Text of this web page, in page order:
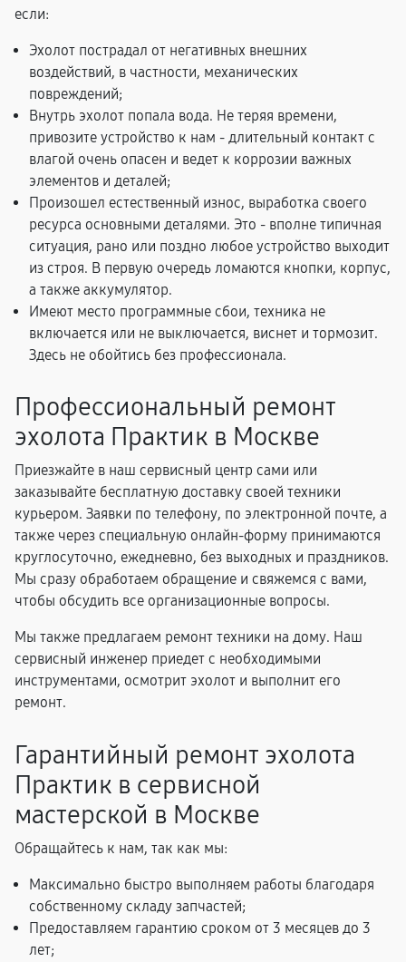
если:
Эхолот пострадал от негативных внешних
воздействий, в частности, механических
повреждений;
Внутрь эхолот попала вода. Не теряя времени,
привозите устройство к нам - длительный контакт с
влагой очень опасен и ведет к коррозии важных
элементов и деталей;
Произошел естественный износ, выработка своего
ресурса основными деталями. Это - вполне типичная
ситуация, рано или поздно любое устройство выходит
из строя. В первую очередь ломаются кнопки, корпус,
а также аккумулятор.
Имеют место программные сбои, техника не
включается или не выключается, виснет и тормозит.
Здесь не обойтись без профессионала.
Профессиональный ремонт
эхолота Практик в Москве
Приезжайте в наш сервисный центр сами или
заказывайте бесплатную доставку своей техники
курьером. Заявки по телефону, по электронной почте, а
также через специальную онлайн-форму принимаются
круглосуточно, ежедневно, без выходных и праздников.
Мы сразу обработаем обращение и свяжемся с вами,
чтобы обсудить все организационные вопросы.
Мы также предлагаем ремонт техники на дому. Наш
сервисный инженер приедет с необходимыми
инструментами, осмотрит эхолот и выполнит его
ремонт.
Гарантийный ремонт эхолота
Практик в сервисной
мастерской в Москве
Обращайтесь к нам, так как мы:
Максимально быстро выполняем работы благодаря
собственному складу запчастей;
Предоставляем гарантию сроком от 3 месяцев до 3
лет;